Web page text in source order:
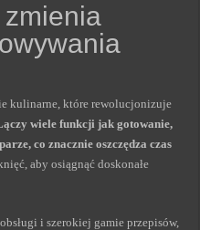
kulinarne, które rewolucjonizuje
wiele funkcji jak gotowanie,
co znacznie oszczędza czas
aby osiągnąć doskonałe
i szerokiej gamie przepisów,